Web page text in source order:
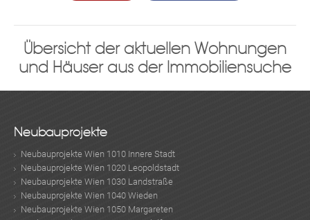
Übersicht der aktuellen Wohnungen
und Häuser aus der Immobiliensuche
Neubauprojekte
Neubauprojekte Wien 1010 Innere Stadt
Neubauprojekte Wien 1020 Leopoldstadt
Neubauprojekte Wien 1030 Landstraße
Neubauprojekte Wien 1040 Wieden
Neubauprojekte Wien 1050 Margareten